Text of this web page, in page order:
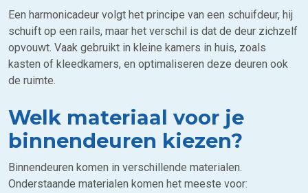
Een harmonicadeur volgt het principe van een schuifdeur, hij
schuift op een rails, maar het verschil is dat de deur zichzelf
opvouwt. Vaak gebruikt in kleine kamers in huis, zoals
kasten of kleedkamers, en optimaliseren deze deuren ook
de ruimte.
Welk materiaal voor je
binnendeuren kiezen?
Binnendeuren komen in verschillende materialen.
Onderstaande materialen komen het meeste voor: